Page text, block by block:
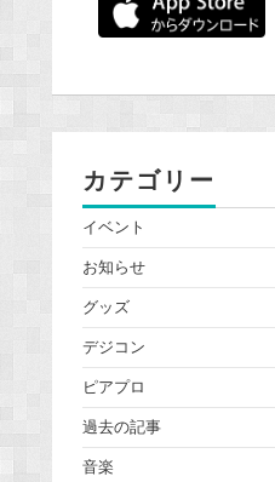
カテゴリー
イベント
お知らせ
グッズ
デジコン
ピアプロ
過去の記事
音楽